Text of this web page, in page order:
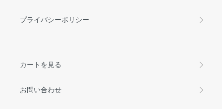
プライバシーポリシー
カートを見る
お問い合わせ